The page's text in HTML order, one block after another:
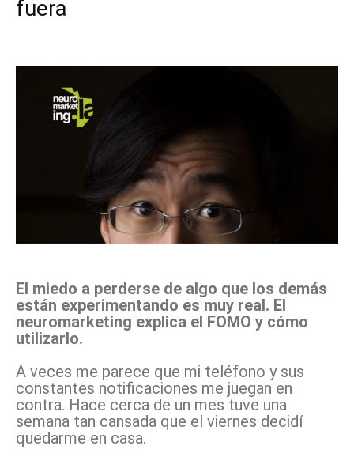
fuera
El miedo a perderse de algo que los demás
están experimentando es muy real. El
neuromarketing explica el FOMO y cómo
utilizarlo.
A veces me parece que mi teléfono y sus
constantes notificaciones me juegan en
contra. Hace cerca de un mes tuve una
semana tan cansada que el viernes decidí
quedarme en casa.